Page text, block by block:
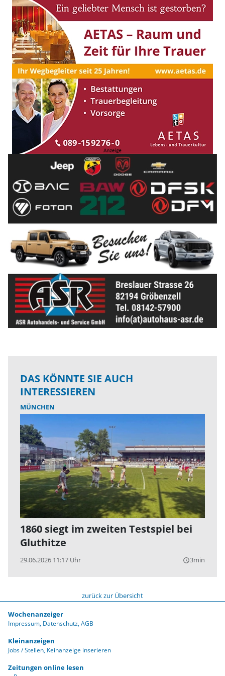
DAS KÖNNTE SIE AUCH
INTERESSIEREN
MÜNCHEN
1860 siegt im zweiten Testspiel bei
Gluthitze
29.06.2026 11:17 Uhr query_builder3min
zurück zur Übersicht
Wochenanzeiger
Impressum Datenschutz AGB
Kleinanzeigen
Jobs / Stellen Keinanzeige inserieren
Zeitungen online lesen